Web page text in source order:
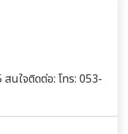
นใจติดต่อ: โทร: 053-